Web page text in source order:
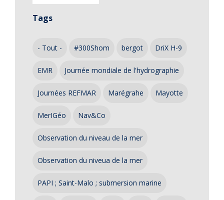
Tags
- Tout - #300Shom bergot DriX H-9
EMR Journée mondiale de l'hydrographie
Journées REFMAR Marégrahe Mayotte
MerIGéo Nav&Co
Observation du niveau de la mer
Observation du niveua de la mer
PAPI ; Saint-Malo ; submersion marine